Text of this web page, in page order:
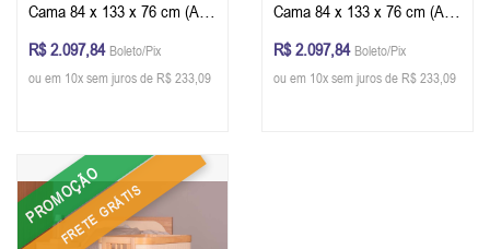
Cama 84 x 133 x 76 cm (A x
Carvalho + Colchão
R$ 2.097,84 Boleto/Pix
ou em 10x sem juros de R$ 233,09
Cama 84 x 133 x 76 cm (A x
Carvalho + Colchão
R$ 2.097,84 Boleto/Pix
ou em 10x sem juros de R$ 233,09
PROMOÇÃO
FRETE GRÁTIS